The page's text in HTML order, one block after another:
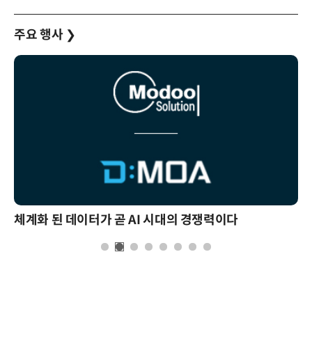
주요 행사 ❯
체계화 된 데이터가 곧 AI 시대의 경쟁력이다